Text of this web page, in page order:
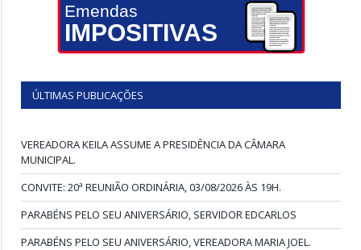
Emendas
IMPOSITIVAS
ÚLTIMAS PUBLICAÇÕES
VEREADORA KEILA ASSUME A PRESIDÊNCIA DA CÂMARA
MUNICIPAL.
CONVITE: 20ª REUNIÃO ORDINÁRIA, 03/08/2026 ÀS 19H.
PARABÉNS PELO SEU ANIVERSÁRIO, SERVIDOR EDCARLOS
PARABÉNS PELO SEU ANIVERSÁRIO, VEREADORA MARIA JOEL.